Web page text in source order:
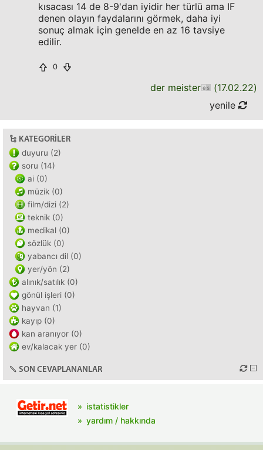
kısacası 14 de 8-9'dan iyidir her türlü ama IF
denen olayın faydalarını görmek, daha iyi
sonuç almak için genelde en az 16 tavsiye
edilir.
0
der meister (17.02.22)
yenile
KATEGORILER
duyuru (2)
soru (14)
ai (0)
müzik (0)
film/dizi (2)
teknik (0)
medikal (0)
sözlük (0)
yabancı dil (0)
yer/yön (2)
alınık/satılık (0)
gönül işleri (0)
hayvan (1)
kayıp (0)
kan aranıyor (0)
ev/kalacak yer (0)
SON CEVAPLANANLAR
istatistikler
yardım / hakkında